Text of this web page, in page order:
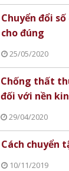
Chuyển đổi
cho đúng
25/05/2020
Chống thất
đối với nền
29/04/2020
Cách chuyển
10/11/2019